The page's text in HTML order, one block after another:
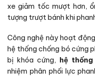
xe giảm tốc mượt hơn,
tượng trượt bánh khi
Công nghệ này hoạt
hệ thống chống bó cứng
bị khóa cứng, hệ
nhiệm phân phối lực